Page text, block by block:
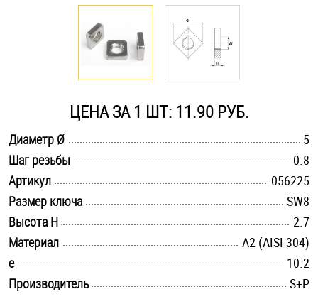
Оснастка и аксессуары для яхт
Саморезы и шурупы
Стопорные кольца
Такелаж
Хомуты
Шайбы
ЦЕНА ЗА 1 ШТ: 11.90 РУБ.
Диаметр Ø
5
Шаг резьбы
0.8
Артикул
056225
Размер ключа
SW8
Высота H
2.7
Материал
А2 (AISI 304)
e
10.2
Производитель
S+P